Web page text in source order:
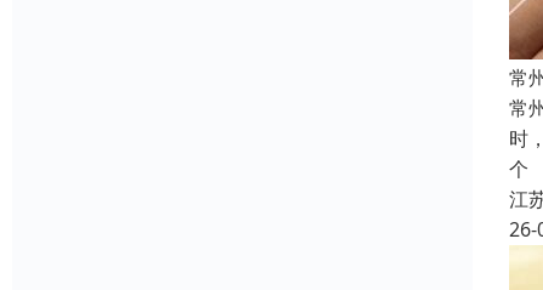
常
常
时
个
江
26-